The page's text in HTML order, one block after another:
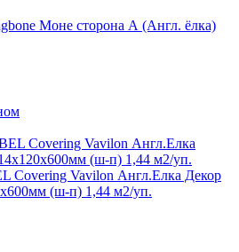
Моне сторона А (Англ. ёлка)
Covering Vavilon Англ.Елка Декор
(ш-п) 1,44 м2/уп.